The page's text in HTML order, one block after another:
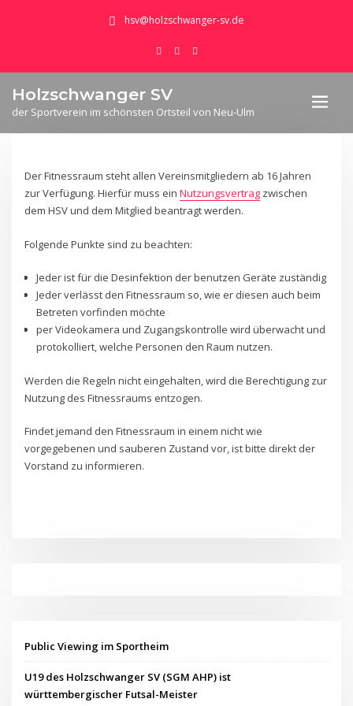
hsv@holzschwanger-sv.de
Holzschwanger SV
der Sportverein im schönsten Ortsteil von Neu-Ulm
Der Fitnessraum steht allen Vereinsmitgliedern ab 16 Jahren
zur Verfügung. Hierfür muss einNutzungsvertrag zwischen
dem HSV und dem Mitglied beantragt werden.
Folgende Punkte sind zu beachten:
Jeder ist für die Desinfektion der benutzen Geräte zuständig
Jeder verlässt den Fitnessraum so, wie er diesen auch beim
Betreten vorfinden möchte
per Videokamera und Zugangskontrolle wird überwacht und
protokolliert, welche Personen den Raum nutzen.
Werden die Regeln nicht eingehalten, wird die Berechtigung zur
Nutzung des Fitnessraums entzogen.
Findet jemand den Fitnessraum in einem nicht wie
vorgegebenen und sauberen Zustand vor, ist bitte direkt der
Vorstand zu informieren.
Public Viewing im Sportheim
U19 des Holzschwanger SV (SGM AHP) ist
württembergischer Futsal-Meister